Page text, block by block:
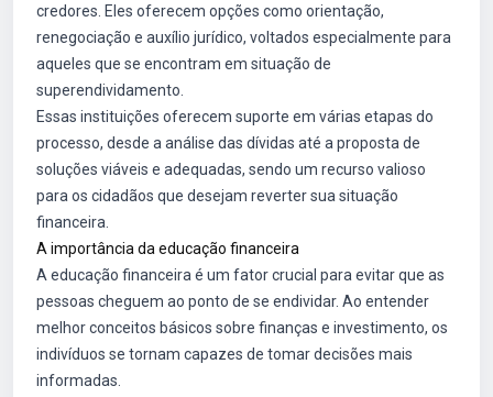
credores. Eles oferecem opções como orientação,
renegociação e auxílio jurídico, voltados especialmente para
aqueles que se encontram em situação de
superendividamento.
Essas instituições oferecem suporte em várias etapas do
processo, desde a análise das dívidas até a proposta de
soluções viáveis e adequadas, sendo um recurso valioso
para os cidadãos que desejam reverter sua situação
financeira.
A importância da educação financeira
A educação financeira é um fator crucial para evitar que as
pessoas cheguem ao ponto de se endividar. Ao entender
melhor conceitos básicos sobre finanças e investimento, os
indivíduos se tornam capazes de tomar decisões mais
informadas.